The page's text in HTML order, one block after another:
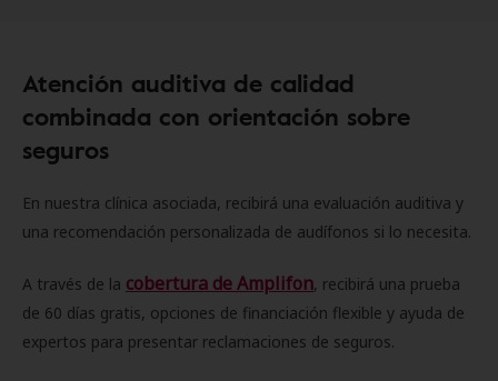
Atención auditiva de calidad
combinada con orientación sobre
seguros
En nuestra clínica asociada, recibirá una evaluación auditiva y
una recomendación personalizada de audífonos si lo necesita.
A través de la cobertura de Amplifon, recibirá una prueba
de 60 días gratis, opciones de financiación flexible y ayuda de
expertos para presentar reclamaciones de seguros.